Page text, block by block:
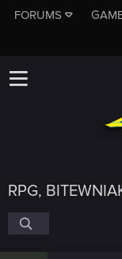
FORUMS
RPG,